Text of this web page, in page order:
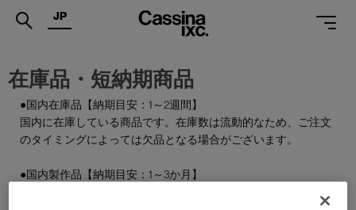
.
SERVICES
JP
在庫品・短納期商品
●国内在庫品【納期目安：1～2週間】
国内に在庫している商品です。在庫数は流動的なため、ご注文
のタイミングによっては欠品となる場合がございます。
●国内製作品【納期目安：1～3か月】